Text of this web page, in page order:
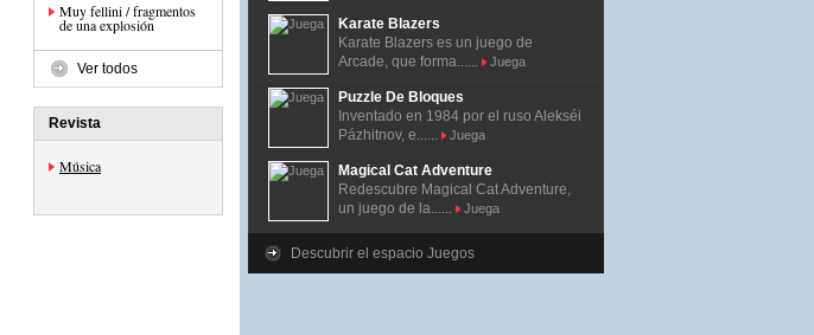
Muy fellini / fragmentos
de una explosión
Ver todos
Revista
Música
Karate Blazers
Karate Blazers es un juego de
Arcade, que forma......
Juega
Puzzle De Bloques
Inventado en 1984 por el ruso Alekséi
Pázhitnov, e......
Juega
Magical Cat Adventure
Redescubre Magical Cat Adventure,
un juego de la......
Juega
Descubrir el espacio Juegos